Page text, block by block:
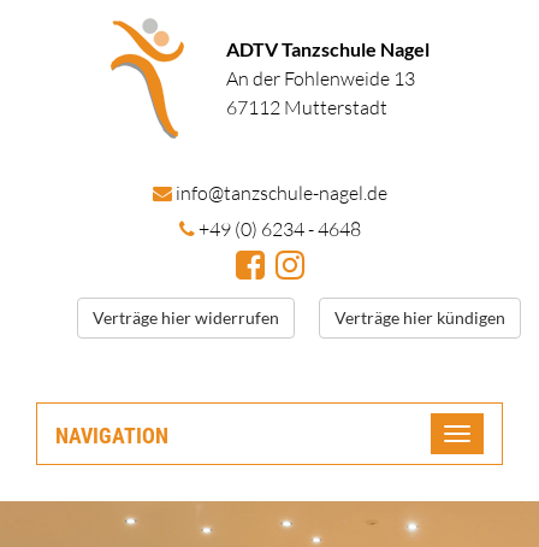
ADTV Tanzschule Nagel
An der Fohlenweide 13
67112 Mutterstadt
info@tanzschule-nagel.de
+49 (0) 6234 - 4648
Verträge hier widerrufen Verträge hier kündigen
NAVIGATION
Toggle